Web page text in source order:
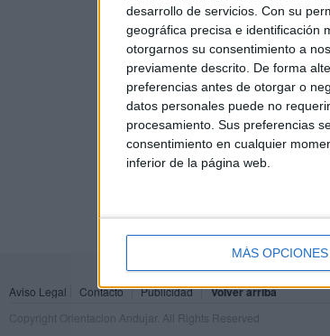
desarrollo de servicios. Con su
geográfica precisa e identificación
otorgarnos su consentimiento a
previamente descrito. De forma
preferencias antes de otorgar o
datos personales puede no
procesamiento. Sus preferencias
consentimiento en cualquier
inferior de la página web.
MÁS OPCIONES
Aviso Legal Contacto Publicidad Volver arriba
Copyright Orientacion Andujar. All Rights Reserved